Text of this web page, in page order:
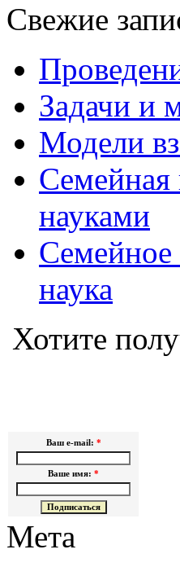
Свежие
Задачи и
Модели
Семейная
науками
Семейное
наука
Хотите
Ваш e-mail: *
Ваше имя: *
Мета